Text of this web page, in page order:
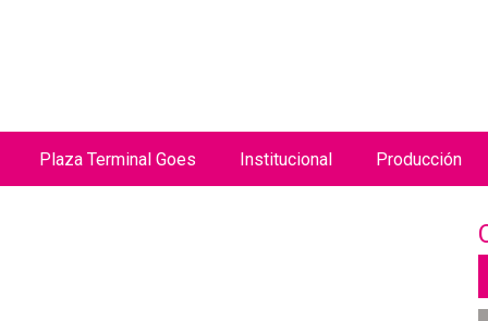
Plaza Terminal Goes Institucional Producción